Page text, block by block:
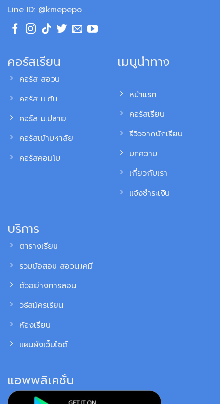
Line ID: @kmepepo
คอร์สเรียน
คอร์ส สอวน
คอร์ส ม.ต้น
คอร์ส ม.ปลาย
คอร์สเข้ามหาลัย
คอร์สคอมโบ
เมนูนำทาง
หน้าแรก
คอร์สเรียน
รีวิวจากนักเรียน
บทความ
เกี่ยวกับเรา
แจ้งชำระเงิน
บริการ
ตารางเรียน
รวมข้อสอบ สอวน.เคมี
ตัวอย่างการสอน
วิธีสมัครเรียน
ห้องเรียน
แผนผังเว็บไซต์
แอพพลิเคชั่น